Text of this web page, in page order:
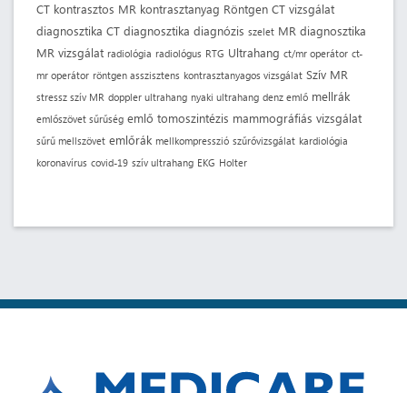
CT kontrasztos MR kontrasztanyag Röntgen CT vizsgálat
diagnosztika CT diagnosztika diagnózis szelet MR diagnosztika
MR vizsgálat radiológia radiológus RTG Ultrahang ct/mr operátor ct-
mr operátor röntgen asszisztens kontrasztanyagos vizsgálat Szív MR
stressz szív MR doppler ultrahang nyaki ultrahang denz emlő mellrák
emlőszövet sűrűség emlő tomoszintézis mammográfiás vizsgálat
sűrű mellszövet emlőrák mellkompresszió szűrővizsgálat kardiológia
koronavírus covid-19 szív ultrahang EKG Holter